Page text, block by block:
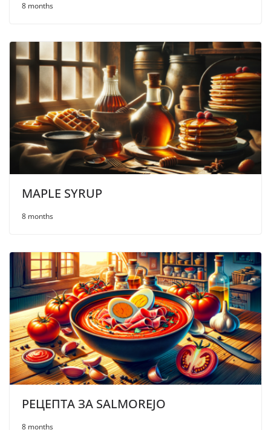
8 months
MAPLE SYRUP
8 months
РЕЦЕПТА ЗА SALMOREJO
8 months